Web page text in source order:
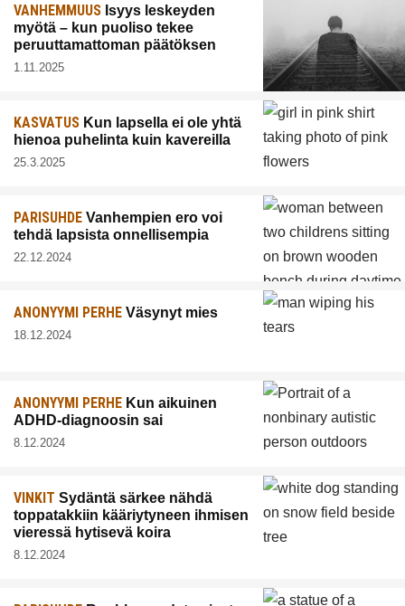
VANHEMMUUS Isyys leskeyden
myötä – kun puoliso tekee
peruuttamattoman päätöksen
1.11.2025
KASVATUS Kun lapsella ei ole yhtä
hienoa puhelinta kuin kavereilla
25.3.2025
PARISUHDE Vanhempien ero voi
tehdä lapsista onnellisempia
22.12.2024
ANONYYMI PERHE Väsynyt mies
18.12.2024
ANONYYMI PERHE Kun aikuinen
ADHD-diagnoosin sai
8.12.2024
VINKIT Sydäntä särkee nähdä
toppatakkiin kääriytyneen ihmisen
vieressä hytisevä koira
8.12.2024